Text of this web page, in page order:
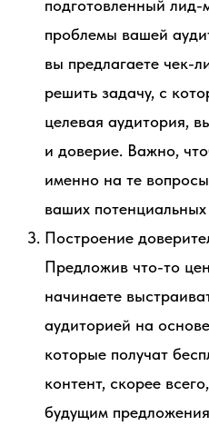
подготовленный
проблемы вашей
вы предлагаете чек-
решить задачу, с
целевая аудитория,
и доверие. Важно,
именно на те
ваших
Построение
Предложив что-то
начинаете
аудиторией на
которые получат
контент, скорее
будущим